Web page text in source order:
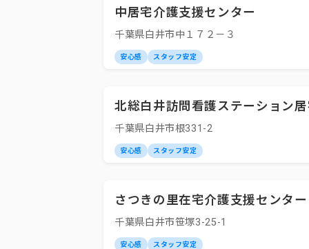
中居宅介護支援センター
千葉県白井市中１７２－３
安心感 スタッフ安定
北総白井訪問看護ステーション
千葉県白井市根331-2
安心感 スタッフ安定
さつきの里在宅介護支援センター
千葉県白井市笹塚3-25-1
安心感 スタッフ安定